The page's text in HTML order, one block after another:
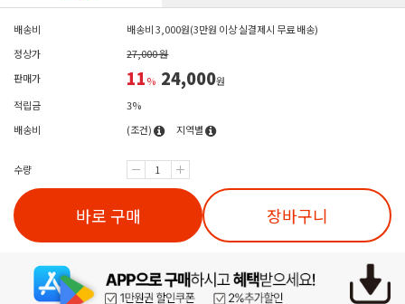
배송비
배송비 3,000원(3만원 이상 실결제시 무료 배송)
정상가
27,000 원
판매가
11% 24,000원
적립금
3%
배송비
(조건) 지역별
수량
바로 구매 장바구니